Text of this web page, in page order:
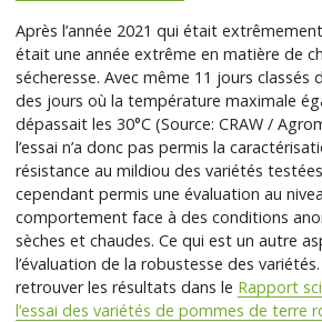
Après l’année 2021 qui était
était une année extrême en matière de
sécheresse. Avec même 11 jours classés
des jours où la température maximale
dépassait les 30°C (Source: CRAW /
l’essai n’a donc pas permis la
résistance au mildiou des variétés
cependant permis une évaluation au
comportement face à des conditions
sèches et chaudes. Ce qui est un autre
l’évaluation de la robustesse des
retrouver les résultats dans le Rapport
l’essai des variétés de pommes de terre